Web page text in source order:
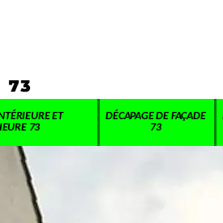
ET
73
DÉCAPAGE DE FAÇADE
73